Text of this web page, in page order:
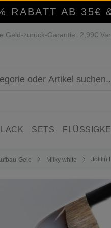
RABATT AB 35€
Geld-zurück-Garantie 2,99€
SETS
Gele Milky white Jolifin